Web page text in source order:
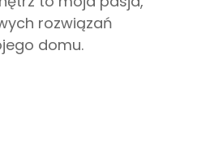
rozwiązań
domu.